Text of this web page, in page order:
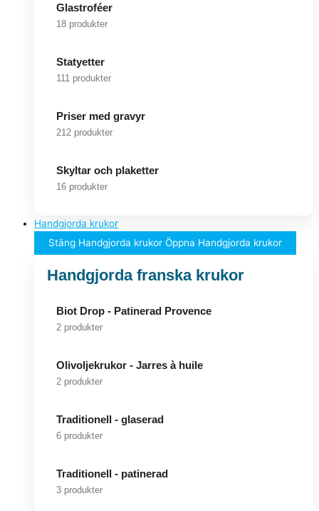
Glastroféer
18 produkter
Statyetter
111 produkter
Priser med gravyr
212 produkter
Skyltar och plaketter
16 produkter
Handgjorda krukor
Stäng Handgjorda krukor Öppna Handgjorda krukor
Handgjorda franska krukor
Biot Drop - Patinerad Provence
2 produkter
Olivoljekrukor - Jarres à huile
2 produkter
Traditionell - glaserad
6 produkter
Traditionell - patinerad
3 produkter